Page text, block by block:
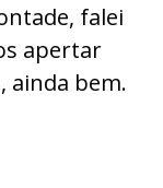
falei
apertar
ainda bem.